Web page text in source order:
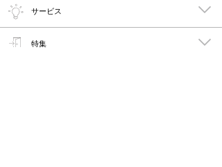
サービス
特集